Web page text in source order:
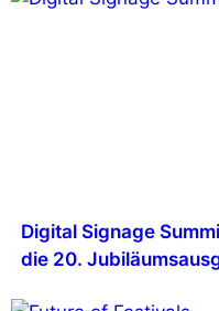
Digital Signage
die 20.